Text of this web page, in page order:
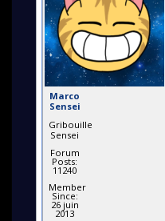
Marco
Sensei
Gribouille
Sensei
Forum
Posts:
11240
Member
Since:
26 juin
2013